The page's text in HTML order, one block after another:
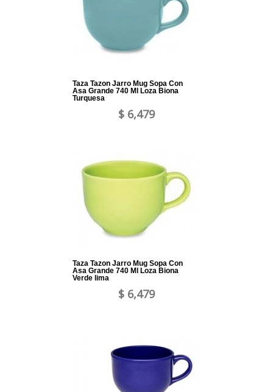
Taza Tazon Jarro Mug Sopa Con
Asa Grande 740 Ml Loza Biona
Turquesa
$ 6,479
Taza Tazon Jarro Mug Sopa Con
Asa Grande 740 Ml Loza Biona
Verde lima
$ 6,479